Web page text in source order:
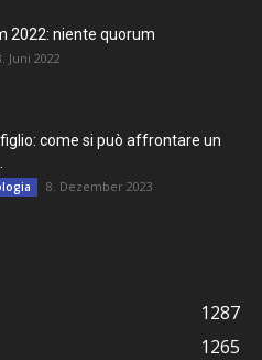
2022: niente quorum
Juni 2022
come si può affrontare un
8. Dezember 2023
1287
1265